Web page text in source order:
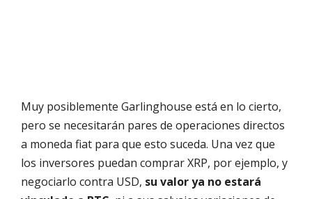
Muy posiblemente Garlinghouse está en lo cierto,
pero se necesitarán pares de operaciones directos
a moneda fiat para que esto suceda. Una vez que
los inversores puedan comprar XRP, por ejemplo, y
negociarlo contra USD, su valor ya no estará